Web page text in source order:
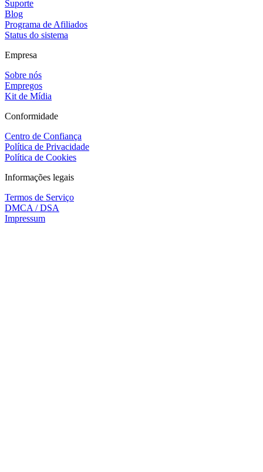
Suporte
Blog
Programa de Afiliados
Status do sistema
Empresa
Sobre nós
Empregos
Kit de Mídia
Conformidade
Centro de Confiança
Política de Privacidade
Política de Cookies
Informações legais
Termos de Serviço
DMCA / DSA
Impressum